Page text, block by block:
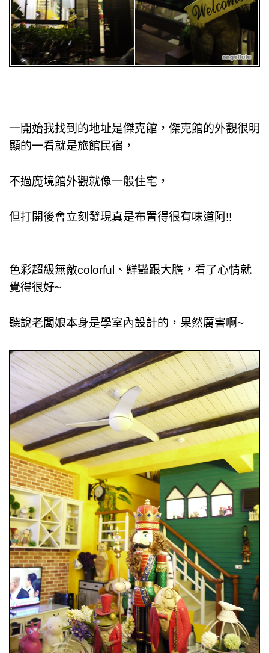
一開始我找到的地址是傑克館，傑克館的外觀很明
顯的一看就是旅館民宿，
不過魔境館外觀就像一般住宅，
但打開後會立刻發現真是布置得很有味道阿!!
色彩超級無敵colorful、鮮豔跟大膽，看了心情就
覺得很好~
聽說老闆娘本身是學室內設計的，果然厲害啊~